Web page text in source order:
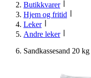
Butikkvarer
Hjem og fritid
Leker
Andre leker
Sandkassesand 20 kg